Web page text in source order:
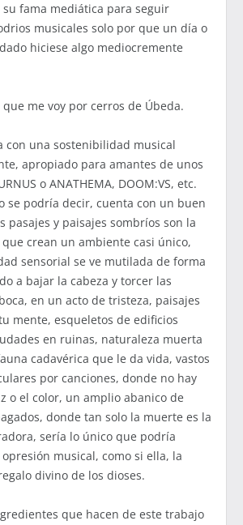
fama mediática para seguir
musicales solo por que un día o
hiciese algo mediocremente
me voy por cerros de Úbeda.
con una sostenibilidad musical
apropiado para amantes de unos
o ANATHEMA, DOOM:VS, etc.
se podría decir, cuenta con un buen
pasajes y paisajes sombríos son la
crean un ambiente casi único,
sensorial se ve mutilada de forma
a bajar la cabeza y torcer las
en un acto de tristeza, paisajes
mente, esqueletos de edificios
en ruinas, naturaleza muerta
cadavérica que le da vida, vastos
por canciones, donde no hay
o el color, un amplio abanico de
donde tan solo la muerte es la
sería lo único que podría
musical, como si ella, la
divino de los dioses.
que hacen de este trabajo